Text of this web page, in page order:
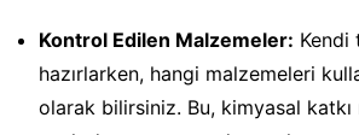
Kontrol Edilen Malzemeler: Kendi
hazırlarken, hangi malzemeleri
olarak bilirsiniz. Bu, kimyasal